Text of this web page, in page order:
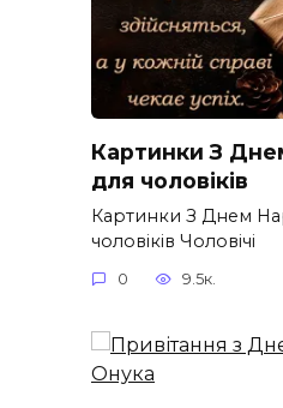
Картинки З
для чоловіків​
Картинки З Днем
чоловіків​ Чоловічі
0 9.5к.